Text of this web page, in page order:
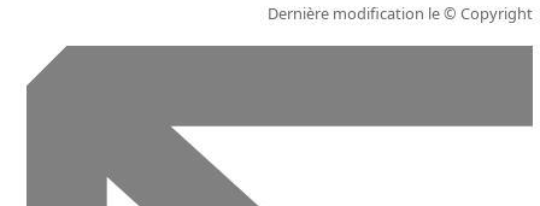
Dernière modification le© Copyright